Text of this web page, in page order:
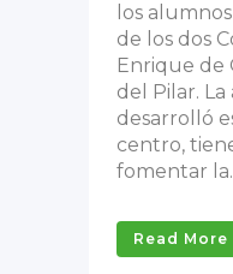
los
de los dos
Enrique de
del Pilar.
desarrolló
centro,
fomentar
Read More